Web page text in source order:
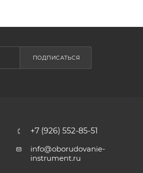
ПОДПИСАТЬСЯ
+7 (926) 552-85-51
info@oborudovanie-
instrument.ru